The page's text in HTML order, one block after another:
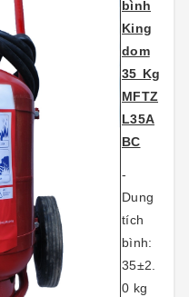
bình
King
dom
35 Kg
MFTZ
L35A
BC
-
Dung
tích
bình:
35±2.
0 kg